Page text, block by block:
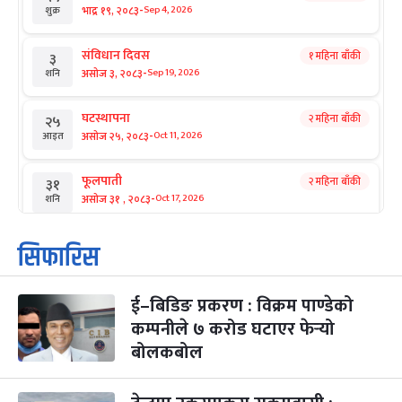
शुक्र भाद्र १९, २०८३-Sep 4, 2026
३
शनि
संविधान दिवस
असोज ३, २०८३-Sep 19, 2026
१ महिना बाँकी
२५
आइत
घटस्थापना
असोज २५, २०८३-Oct 11, 2026
२ महिना बाँकी
३१
शनि
फूलपाती
असोज ३१ , २०८३-Oct 17, 2026
२ महिना बाँकी
१
आइत
कार्तिक सङ्क्रान्ति
कार्तिक १, २०८३
३
मंगल
महानवमी
कार्तिक ३, २०८३-Oct 20, 2026
२ महिना बाँकी
४
सिफारिस
ई–बिडिङ प्रकरण : विक्रम पाण्डेको
कम्पनीले ७ करोड घटाएर फेर्‍यो
बोलकबोल